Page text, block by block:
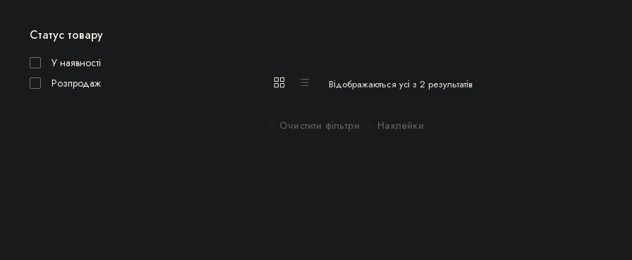
Відображаються усі з 2 результатівСортовано
Очистити фільтри Наклейки
Статус товару
У наявності
Розпродаж